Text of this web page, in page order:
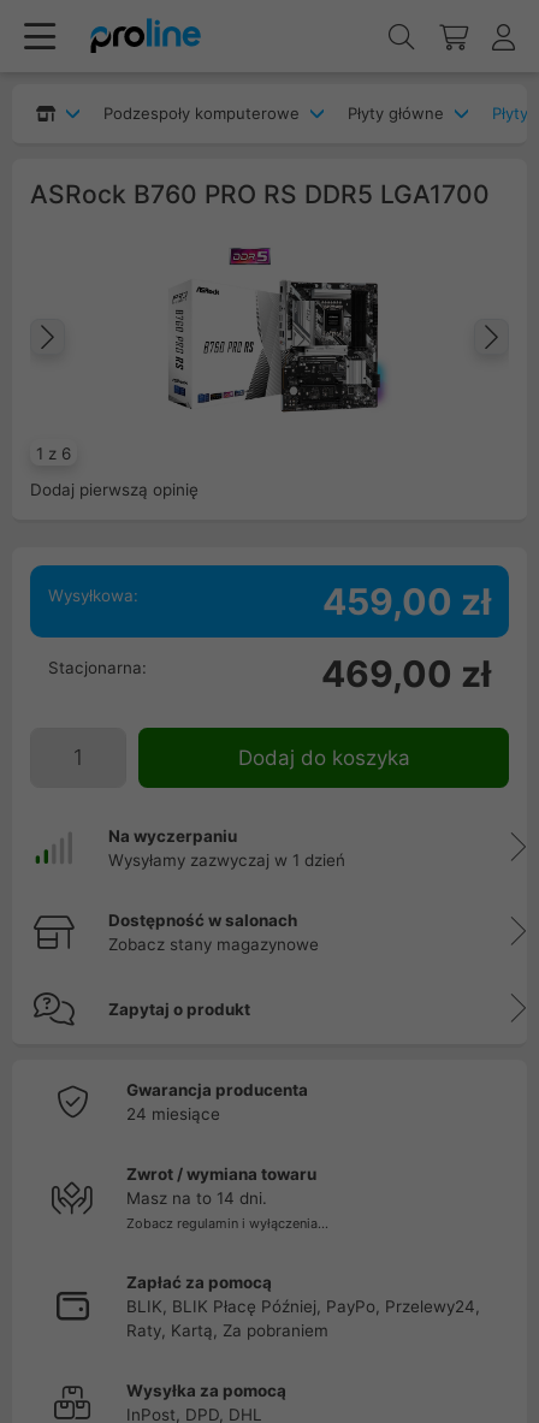
Podzespoły komputerowe Płyty główne Płyty
ASRock B760 PRO RS DDR5 LGA1700
1 z 6
Poprzedni
Dodaj pierwszą opinię
Wysyłkowa: 459,00 zł
Stacjonarna: 469,00 zł
Dodaj do koszyka
Na wyczerpaniu
Wysyłamy zazwyczaj w 1 dzień
Dostępność w salonach
Zobacz stany magazynowe
Zapytaj o produkt
Gwarancja producenta
24 miesiące
Zwrot / wymiana towaru
Masz na to 14 dni.
Zobacz regulamin i wyłączenia...
Zapłać za pomocą
BLIK, BLIK Płacę Później, PayPo, Przelewy24,
Raty, Kartą, Za pobraniem
Wysyłka za pomocą
InPost, DPD, DHL